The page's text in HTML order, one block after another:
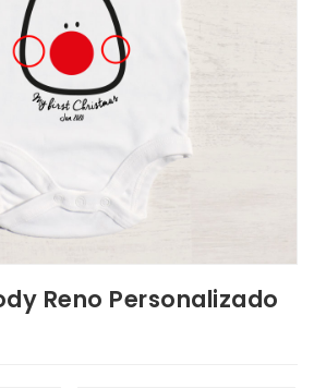
Reno Personalizado